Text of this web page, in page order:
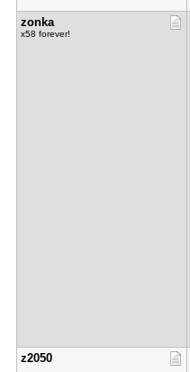
zonka
x58 forever!
z2050